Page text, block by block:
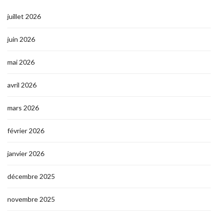
juillet 2026
juin 2026
mai 2026
avril 2026
mars 2026
février 2026
janvier 2026
décembre 2025
novembre 2025